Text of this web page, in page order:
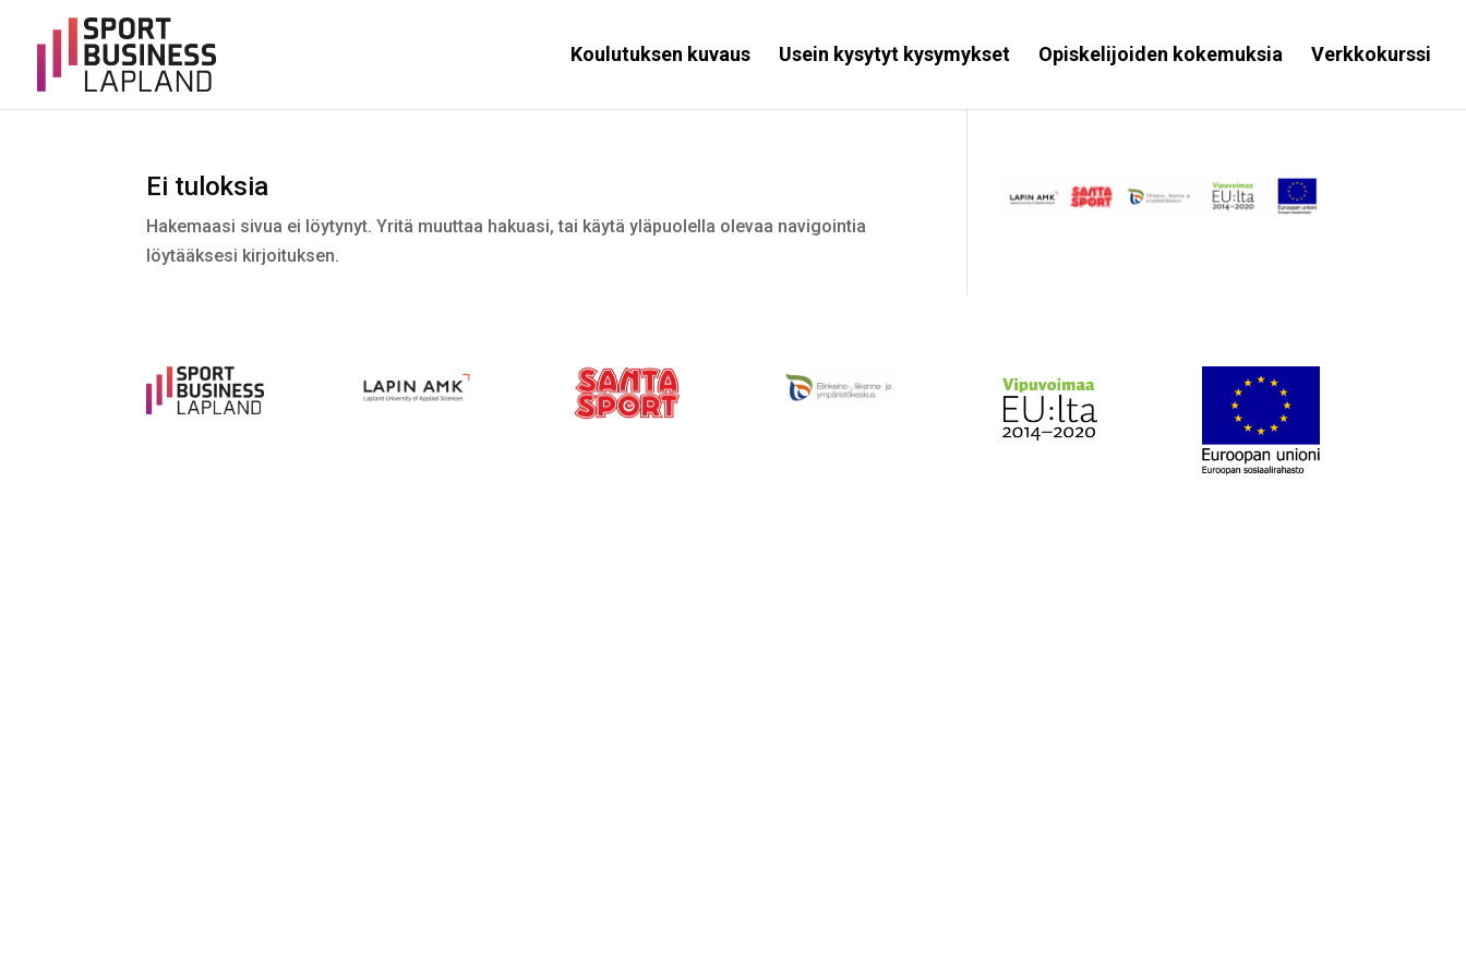
Koulutuksen kuvaus Usein kysytyt kysymykset Opiskelijoiden kokemuksia Verkkokurssi
Ei tuloksia
Hakemaasi sivua ei löytynyt. Yritä muuttaa hakuasi, tai käytä yläpuolella olevaa navigointia
löytääksesi kirjoituksen.